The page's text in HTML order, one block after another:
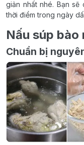
giản nhất nhé. Bạn sẽ
thời điểm trong ngày
Nấu súp
Chuẩn bị